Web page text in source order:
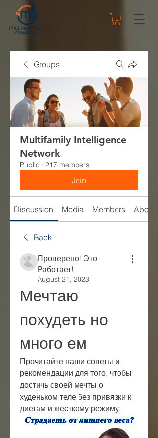
Groups
Multifamily Intelligence
Network
Public · 217 members
Join
Discussion Media Members About
Back
Проверено! Это
Работает!
August 21, 2023
Мечтаю
похудеть но
много ем
Прочитайте наши советы и
рекомендации для того, чтобы
достичь своей мечты о
худеньком теле без привязки к
диетам и жесткому режиму.